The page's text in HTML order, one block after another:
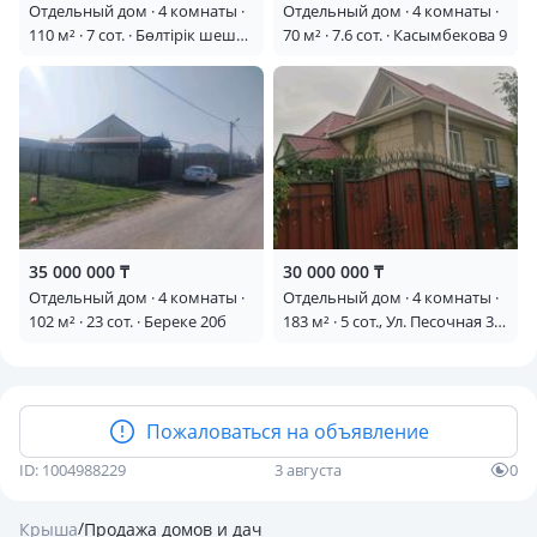
Отдельный дом · 4 комнаты ·
110 м² · 7 сот. · Бөлтірік шешен
Отдельный дом · 4 комнаты ·
70 м² · 7.6 сот. · Касымбекова 9
35 000 000 ₸
Отдельный дом · 4 комнаты ·
102 м² · 23 сот. · Береке 20б
30 000 000 ₸
Отдельный дом · 4 комнаты ·
183 м² · 5 сот., Ул. Песочная 3
Пожаловаться на объявление
ID: 1004988229 3 августа 0
Крыша/Продажа домов и дач